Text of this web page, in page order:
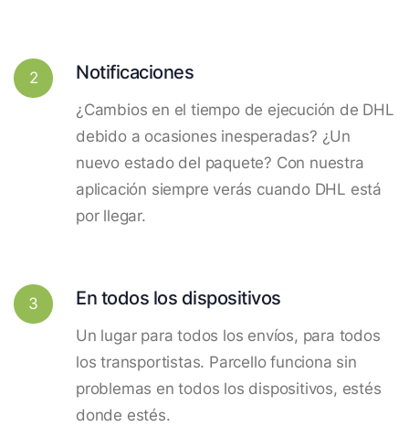
2 Notificaciones
¿Cambios en el tiempo de ejecución de DHL
debido a ocasiones inesperadas? ¿Un
nuevo estado del paquete? Con nuestra
aplicación siempre verás cuando DHL está
por llegar.
3 En todos los dispositivos
Un lugar para todos los envíos, para todos
los transportistas. Parcello funciona sin
problemas en todos los dispositivos, estés
donde estés.